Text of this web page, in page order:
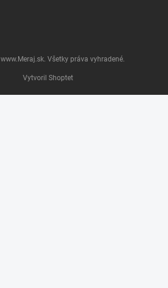
Vytvoril Shoptet
www.Meraj.sk. Všetky práva vyhradené.